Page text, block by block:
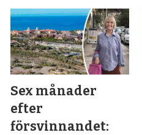
Sex månader
efter
försvinnandet: